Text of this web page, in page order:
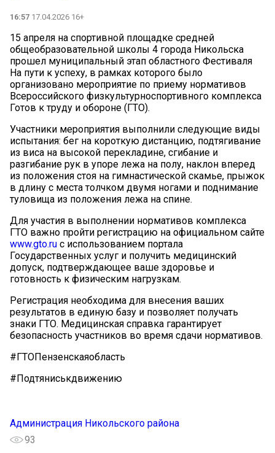
16:57 17.04.2026 16+
15 апреля на спортивной площадке средней
общеобразовательной школы 4 города Никольска
прошел муниципальный этап областного Фестиваля
На пути к успеху, в рамках которого было
организовано мероприятие по приему нормативов
Всероссийского физкультурноспортивного комплекса
Готов к труду и обороне (ГТО).
Участники мероприятия выполнили следующие виды
испытания: бег на короткую дистанцию, подтягивание
из виса на высокой перекладине, сгибание и
разгибание рук в упоре лежа на полу, наклон вперед
из положения стоя на гимнастической скамье, прыжок
в длину с места толчком двумя ногами и поднимание
туловища из положения лежа на спине.
Для участия в выполнении нормативов комплекса
ГТО важно пройти регистрацию на официальном сайте
www.gto.ru с использованием портала
Государственных услуг и получить медицинский
допуск, подтверждающее ваше здоровье и
готовность к физическим нагрузкам.
Регистрация необходима для внесения ваших
результатов в единую базу и позволяет получать
знаки ГТО. Медицинская справка гарантирует
безопасность участников во время сдачи нормативов.
#ГТОПензенскаяобласть
#Подтяниськдвижению
Администрация Никольского района
93